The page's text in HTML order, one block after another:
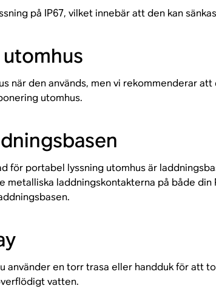
på IP67, vilket innebär att den kan
när den används, men vi rekommenderar
utomhus.
för portabel lyssning utomhus är
metalliska laddningskontakterna på både
använder en torr trasa eller handduk för att
vatten.